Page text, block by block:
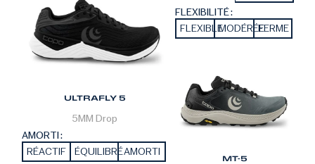
ULTRAFLY 5
5MM Drop
AMORTI :
RÉACTIF
ÉQUILIBRÉAMORTI
FLEXIBILITÉ :
FLEXIBLEMODÉRÉEFERME
MT-5